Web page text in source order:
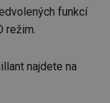
funkcí
režim.
najdete na